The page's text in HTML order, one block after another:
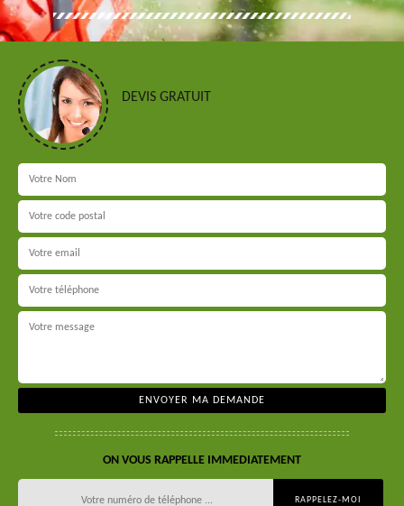
DEVIS GRATUIT
ON VOUS RAPPELLE IMMEDIATEMENT